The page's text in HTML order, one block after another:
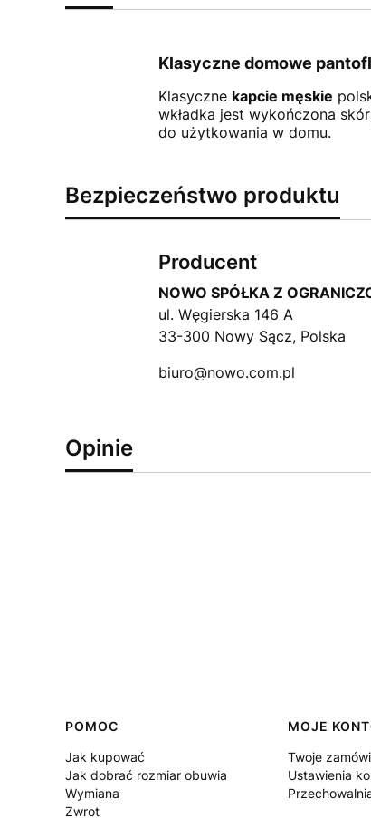
Klasyczne domowe
Klasyczne kapcie męskie
wkładka jest wykończona
do użytkowania w domu.
Bezpieczeństwo produktu
Producent
NOWO SPÓŁKA Z
ul. Węgierska 146 A
33-300 Nowy Sącz, Polska
biuro@nowo.com.pl
Opinie
Linki w stopce
POMOC
Jak kupować
Jak dobrać rozmiar obuwia
Wymiana
Zwrot
MOJE
Twoje
Ustawienia